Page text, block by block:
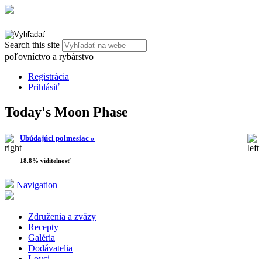
Search this site
poľovníctvo a rybárstvo
Registrácia
Prihlásiť
Today's Moon Phase
Ubúdajúci polmesiac »
18.8% viditelnosť
Navigation
Združenia a zväzy
Recepty
Galéria
Dodávatelia